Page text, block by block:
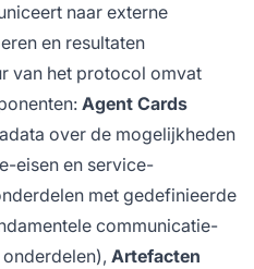
naar externe
en resultaten
van het protocol omvat
Agent Cards
over de mogelijkheden
eisen en service-
met gedefinieerde
communicatie-
Artefacten